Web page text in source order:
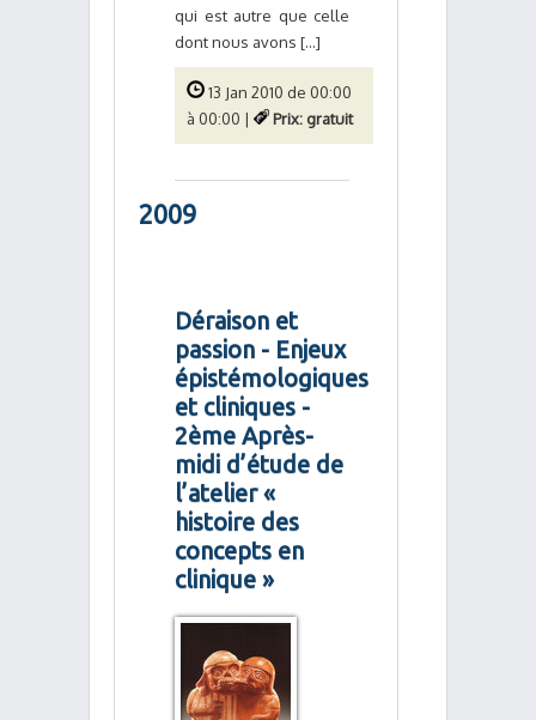
qui est autre que celle
dont nous avons [...]
13 Jan 2010 de 00:00
à 00:00 |
Prix: gratuit
2009
Déraison et
passion - Enjeux
épistémologiques
et cliniques -
2ème Après-
midi d’étude de
l’atelier «
histoire des
concepts en
clinique »